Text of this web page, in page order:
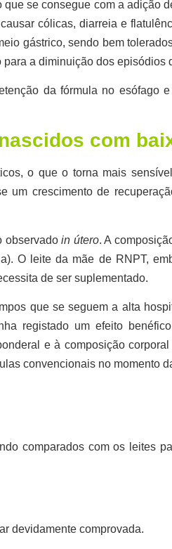
se consegue com a adição
cólicas, diarreia e
gástrico, sendo bem
a diminuição dos episódios
da fórmula no esófago
com
o que o torna mais
um crescimento de
observadoin útero. A
O leite da mãe de RNPT,
de ser suplementado.
que se seguem a alta
registado um efeito
e à composição
convencionais no momento
comparados com os leites
devidamente comprovada.